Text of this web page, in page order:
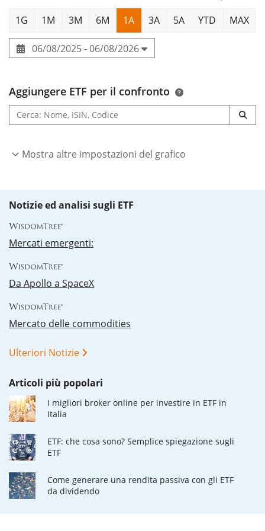
1G 1M 3M 6M 1A 3A 5A YTD MAX
06/08/2025 - 06/08/2026
Aggiungere ETF per il confronto
Mostra altre impostazioni del grafico
Notizie ed analisi sugli ETF
Mercati emergenti:
Da Apollo a SpaceX
Mercato delle commodities
Ulteriori Notizie
Articoli più popolari
I migliori broker online per investire in ETF in
Italia
ETF: che cosa sono? Semplice spiegazione sugli
ETF
Come generare una rendita passiva con gli ETF
da dividendo